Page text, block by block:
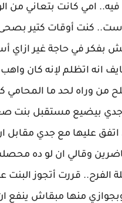
فيه.. امي كانت بتعاني
كنت أوقات كتير بصحى
بفكر في حاجة غير
اتظلم لإنه كان واهب
من وراه لحد ما
بيضيع مستقبل بنت
عليها مع جدي مقابل
وقالي ان لو ده
الفرح.. قررت أتجوز
منها مبقاش ينفع